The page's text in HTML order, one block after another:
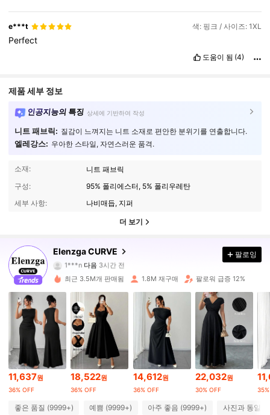
e***t 색: 핑크 / 사이즈: 1XL
Perfect
도움이 됨 (4)
제품 세부 정보
인공지능의 특징 상세에 기반하여 작성
니트 패브릭: 질감이 느껴지는 니트 소재로 편안한 분위기를 연출합니다.
엘레강스: 우아한 스타일, 자연스러운 품격.
소재:
니트 패브릭
구성:
95% 폴리에스터, 5% 폴리우레탄
세부 사항:
나비매듭, 지퍼
더 보기
Elenzga CURVE
1***n
m***4가 탐색 중입니다
4.84
649K 팔로워
4.84 649K 팔로워
4.84 649K 팔로워
4.84 649K 팔로워
팔로잉
최근 3.5M개 판매됨 1.8M 재구매 팔로워 급증 12%
11,637원
36% OFF
18,522원
36% OFF
14,612원
36% OFF
22,032원
30% OFF
좋은 품질 (9999+) 예쁨 (9999+) 아주 좋음 (9999+) 사진과 동일